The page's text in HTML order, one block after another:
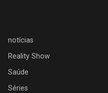
notícias
Reality Show
Saúde
Séries